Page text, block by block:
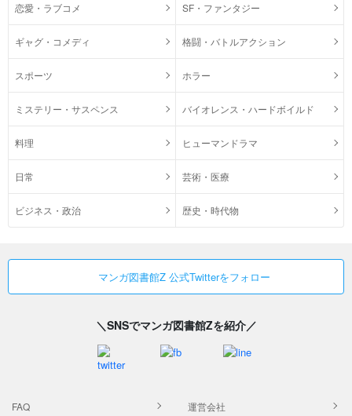
恋愛・ラブコメ SF・ファンタジー
ギャグ・コメディ 格闘・バトルアクション
スポーツ ホラー
ミステリー・サスペンス バイオレンス・ハードボイルド
料理 ヒューマンドラマ
日常 芸術・医療
ビジネス・政治 歴史・時代物
マンガ図書館Z 公式Twitterをフォロー
＼SNSでマンガ図書館Zを紹介／
FAQ 運営会社